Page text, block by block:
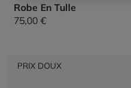
Robe En Tulle
75,00 €
PRIX DOUX